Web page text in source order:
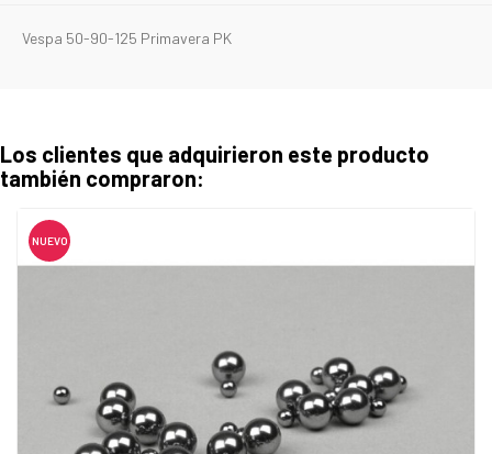
Vespa 50-90-125 Primavera PK
Los clientes que adquirieron este producto
también compraron:
NUEVO